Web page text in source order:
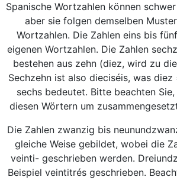
Spanische Wortzahlen können
aber sie folgen demselben
Wortzahlen. Die Zahlen eins bis
eigenen Wortzahlen. Die Zahlen
bestehen aus zehn (diez, wird zu
Sechzehn ist also dieciséis, was diez
sechs bedeutet. Bitte beachten
diesen Wörtern um
Die Zahlen zwanzig bis
gleiche Weise gebildet, wobei die
veinti- geschrieben werden.
Beispiel veintitrés geschrieben.